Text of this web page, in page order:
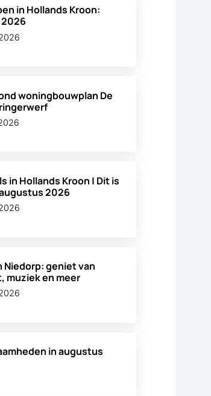
in Hollands Kroon:
woningbouwplan De
in Hollands Kroon | Dit is
2026
Niedorp: geniet van
muziek en meer
in augustus